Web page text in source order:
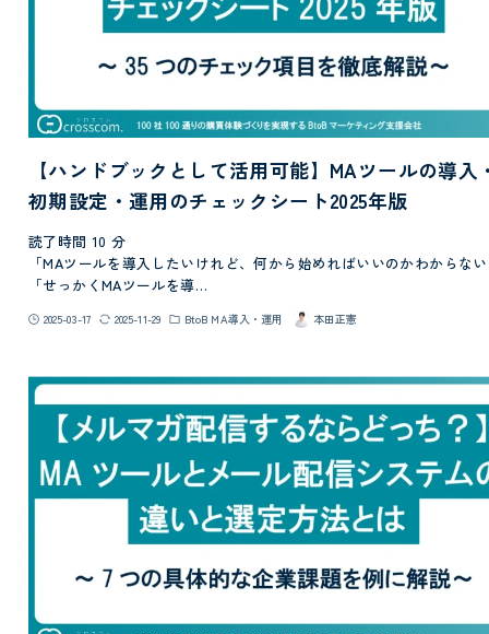
【ハンドブックとして活用可能】MAツールの導入
初期設定・運用のチェックシート2025年版
読了時間 10 分
「MAツールを導入したいけれど、何から始めればいいのかわからな
「せっかくMAツールを導…
2025-03-17 2025-11-29 BtoB MA導入・運用 本田正憲